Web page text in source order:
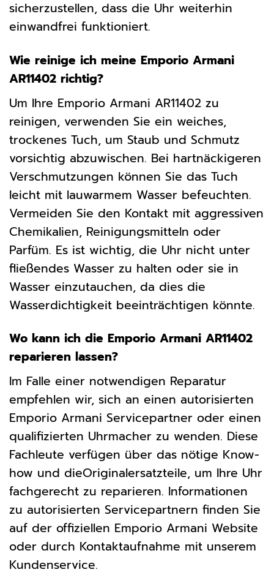
sicherzustellen, dass die Uhr weiterhin
einwandfrei funktioniert.
Wie reinige ich meine Emporio Armani
AR11402 richtig?
Um Ihre Emporio Armani AR11402 zu
reinigen, verwenden Sie ein weiches,
trockenes Tuch, um Staub und Schmutz
vorsichtig abzuwischen. Bei hartnäckigeren
Verschmutzungen können Sie das Tuch
leicht mit lauwarmem Wasser befeuchten.
Vermeiden Sie den Kontakt mit aggressiven
Chemikalien, Reinigungsmitteln oder
Parfüm. Es ist wichtig, die Uhr nicht unter
fließendes Wasser zu halten oder sie in
Wasser einzutauchen, da dies die
Wasserdichtigkeit beeinträchtigen könnte.
Wo kann ich die Emporio Armani AR11402
reparieren lassen?
Im Falle einer notwendigen Reparatur
empfehlen wir, sich an einen autorisierten
Emporio Armani Servicepartner oder einen
qualifizierten Uhrmacher zu wenden. Diese
Fachleute verfügen über das nötige Know-
how und dieOriginalersatzteile, um Ihre Uhr
fachgerecht zu reparieren. Informationen
zu autorisierten Servicepartnern finden Sie
auf der offiziellen Emporio Armani Website
oder durch Kontaktaufnahme mit unserem
Kundenservice.